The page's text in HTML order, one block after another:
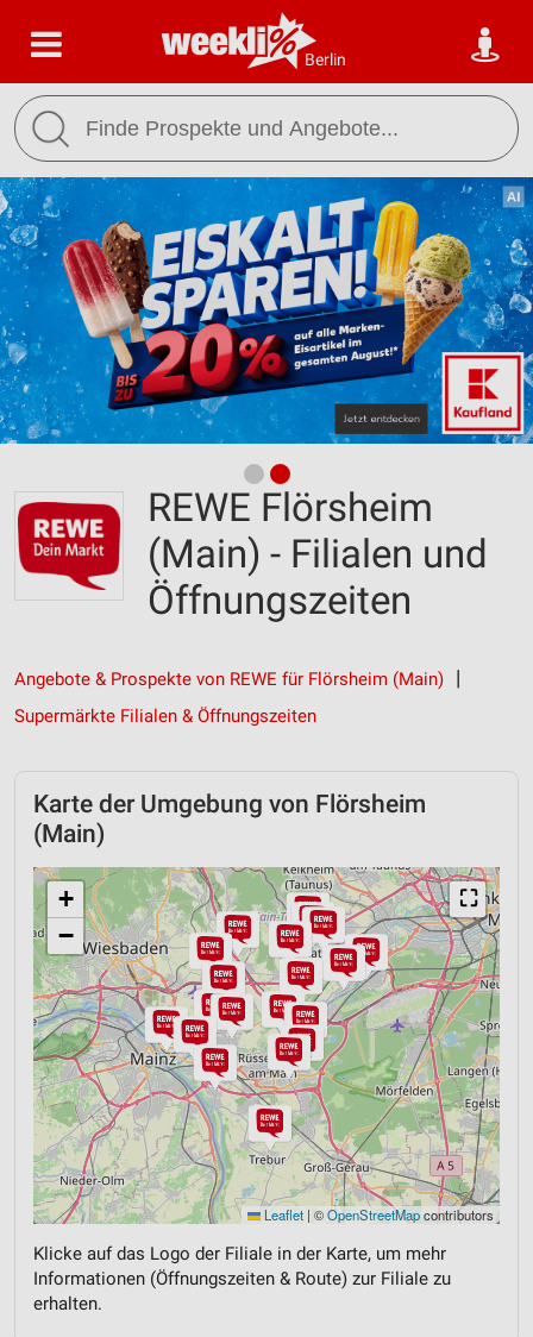
Berlin
REWE Flörsheim
(Main) - Filialen und
Öffnungszeiten
Angebote & Prospekte von REWE für Flörsheim (Main)
Supermärkte Filialen & Öffnungszeiten
Karte der Umgebung von Flörsheim
(Main)
⛶
+
−
Leaflet | ©OpenStreetMapcontributors
Klicke auf das Logo der Filiale in der Karte, um mehr
Informationen (Öffnungszeiten & Route) zur Filiale zu
erhalten.